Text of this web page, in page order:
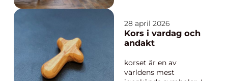
där kommer
arbetsterapi in.
Arbetsterapeuten
smärta, diagnoser
eller mätvärden, utan
28 april 2026
Kors i vardag och
andakt
korset är en av
världens mest